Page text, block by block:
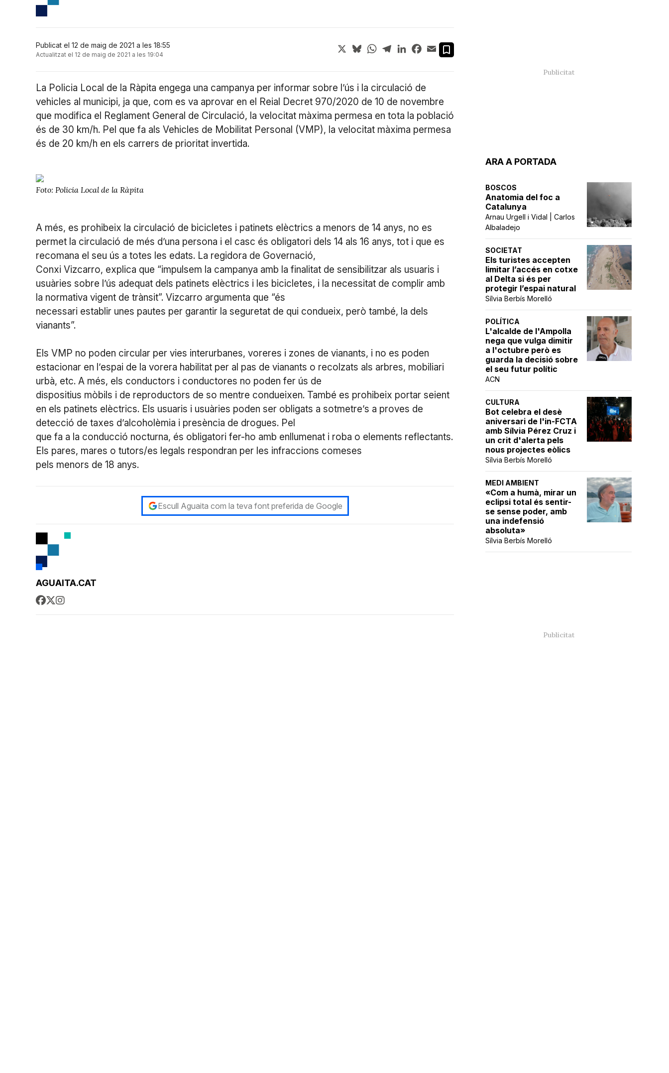
ARA A PORTADA
BOSCOS
Anatomia del foc a
Catalunya
Arnau Urgell i Vidal | Carlos
Albaladejo
SOCIETAT
Els turistes accepten
limitar l’accés en cotxe
al Delta si és per
protegir l’espai natural
Sílvia Berbís Morelló
POLÍTICA
L'alcalde de l'Ampolla
nega que vulga dimitir
a l'octubre però es
guarda la decisió sobre
el seu futur polític
ACN
CULTURA
Bot celebra el desè
aniversari de l'in-FCTA
amb Sílvia Pérez Cruz i
un crit d'alerta pels
nous projectes eòlics
Sílvia Berbís Morelló
MEDI AMBIENT
«Com a humà, mirar un
eclipsi total és sentir-
se sense poder, amb
una indefensió
absoluta»
Sílvia Berbís Morelló
Publicat el 12 de maig de 2021 a les 18:55
Actualitzat el 12 de maig de 2021 a les 19:04
X BlueskyWhatsApp
TelegramLinkedInFacebook
Email
La Policia Local de la Ràpita engega una campanya per informar sobre l’ús i la circulació de
vehicles al municipi, ja que, com es va aprovar en el Reial Decret 970/2020 de 10 de novembre
que modifica el Reglament General de Circulació, la velocitat màxima permesa en tota la població
és de 30 km/h. Pel que fa als Vehicles de Mobilitat Personal (VMP), la velocitat màxima permesa
és de 20 km/h en els carrers de prioritat invertida.
Foto: Policia Local de la Ràpita
A més, es prohibeix la circulació de bicicletes i patinets elèctrics a menors de 14 anys, no es
permet la circulació de més d’una persona i el casc és obligatori dels 14 als 16 anys, tot i que es
recomana el seu ús a totes les edats. La regidora de Governació,
Conxi Vizcarro, explica que “impulsem la campanya amb la finalitat de sensibilitzar als usuaris i
usuàries sobre l’ús adequat dels patinets elèctrics i les bicicletes, i la necessitat de complir amb
la normativa vigent de trànsit”. Vizcarro argumenta que “és
necessari establir unes pautes per garantir la seguretat de qui condueix, però també, la dels
vianants”.
Els VMP no poden circular per vies interurbanes, voreres i zones de vianants, i no es poden
estacionar en l’espai de la vorera habilitat per al pas de vianants o recolzats als arbres, mobiliari
urbà, etc. A més, els conductors i conductores no poden fer ús de
dispositius mòbils i de reproductors de so mentre condueixen. També es prohibeix portar seient
en els patinets elèctrics. Els usuaris i usuàries poden ser obligats a sotmetre’s a proves de
detecció de taxes d’alcoholèmia i presència de drogues. Pel
que fa a la conducció nocturna, és obligatori fer-ho amb enllumenat i roba o elements reflectants.
Els pares, mares o tutors/es legals respondran per les infraccions comeses
pels menors de 18 anys.
Escull Aguaita com la teva font preferida de Google
AGUAITA.CAT